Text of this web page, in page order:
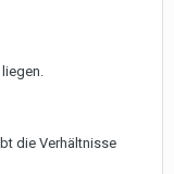
die Verhältnisse